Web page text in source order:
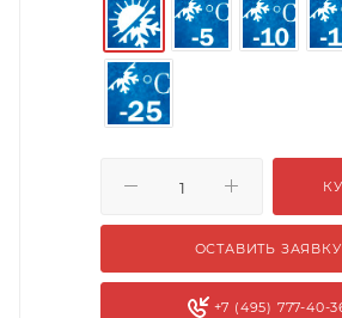
ОСТАВИТЬ ЗАЯВКУ
+7 (495) 777-40-